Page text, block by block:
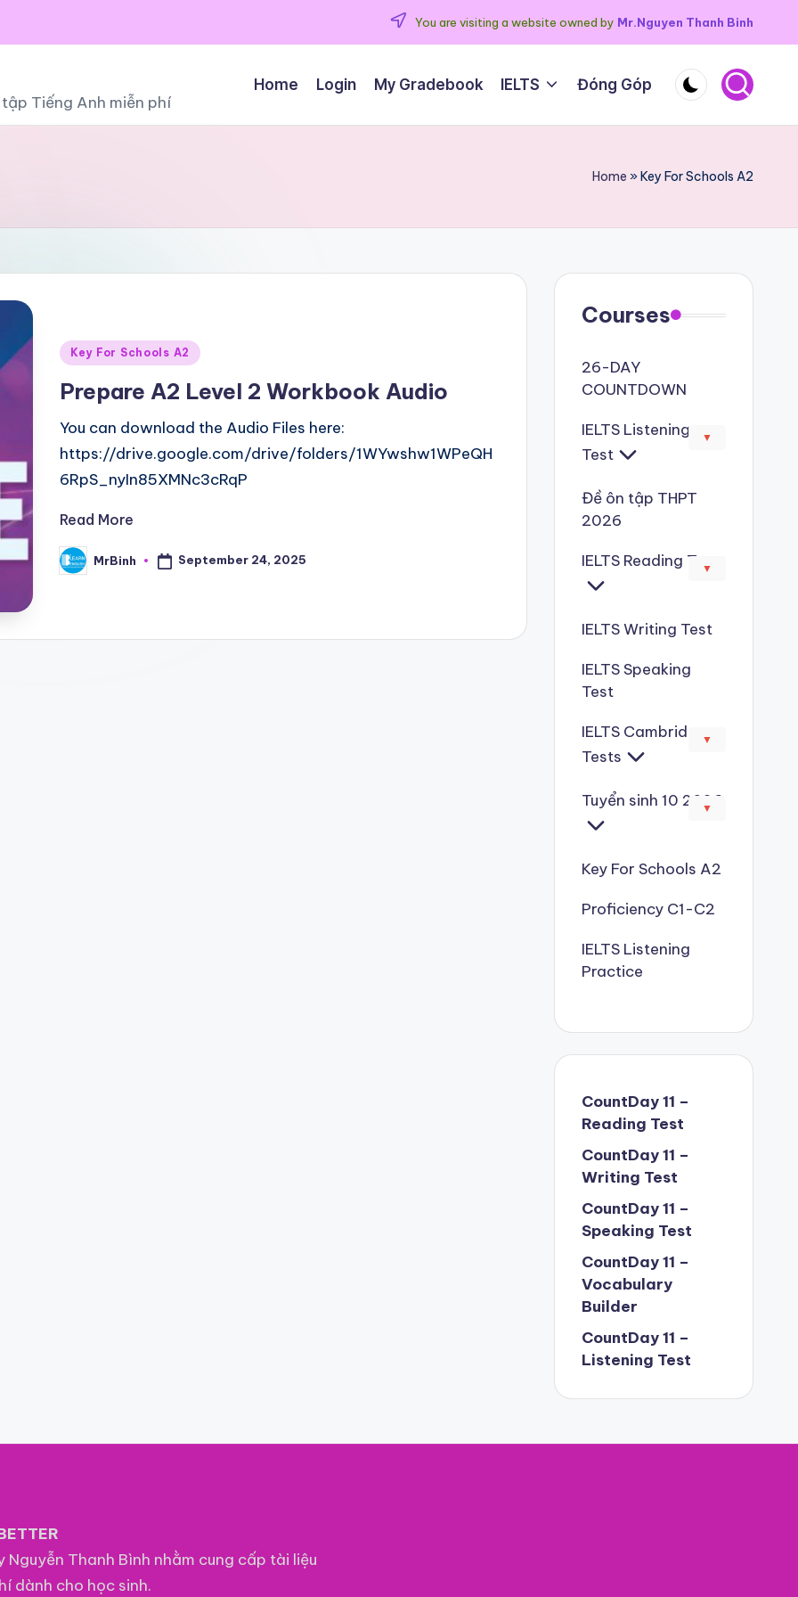
You are visiting a website owned by Mr.Nguyen Thanh Binh
Tiếng Anh miễn phí
Home Login My Gradebook IELTS Đóng Góp
Home »Key For Schools A2
Posted
Key For Schools A2
Prepare A2 Level 2 Workbook Audio
You can download the Audio Files here:
https://drive.google.com/drive/folders/1WYwshw1WPeQH
6RpS_nyIn85XMNc3cRqP
Read More
Posted
by
MrBinh September 24, 2025
Courses
26-DAY
COUNTDOWN
IELTS Listening
Test
▼
Đề ôn tập THPT
2026
IELTS Reading Test
▼
IELTS Writing Test
IELTS Speaking
Test
IELTS Cambridge
Tests
▼
Tuyển sinh 10 2026
▼
Key For Schools A2
Proficiency C1-C2
IELTS Listening
Practice
CountDay 11 –
Reading Test
CountDay 11 –
Writing Test
CountDay 11 –
Speaking Test
CountDay 11 –
Vocabulary
Builder
CountDay 11 –
Listening Test
Thanh Bình nhằm cung cấp tài liệu
dành cho học sinh.